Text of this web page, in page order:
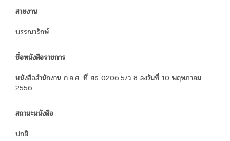
สายงาน
บรรณารักษ์
ชื่อหนังสือราชการ
หนังสือสำนักงาน ก.ค.ศ. ที่ ศธ 0206.5/ว 8 ลงวันที่ 10 พฤษภาคม
2556
สถานะหนังสือ
ปกติ